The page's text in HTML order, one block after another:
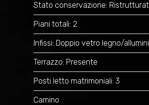
Stato conservazione:
Piani totali: 2
Infissi: Doppio vetro legno/
Terrazzo: Presente
Posti letto matrimoniali: 3
Camino